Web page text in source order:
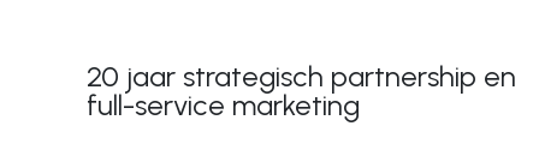
20 jaar strategisch partnership en
full-service marketing